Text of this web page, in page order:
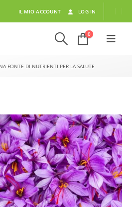
IL MIO ACCOUNT LOG IN
0
FONTE DI NUTRIENTI PER LA SALUTE